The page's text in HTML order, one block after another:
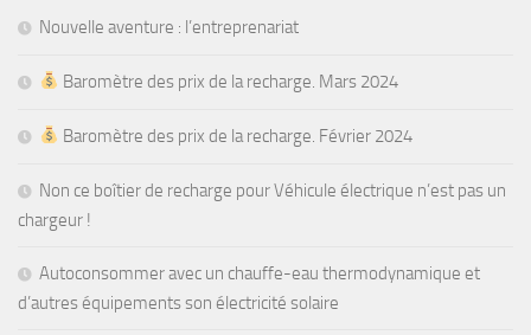
Nouvelle aventure : l’entreprenariat
Baromètre des prix de la recharge. Mars 2024
Baromètre des prix de la recharge. Février 2024
Non ce boîtier de recharge pour Véhicule électrique n’est pas un
chargeur !
Autoconsommer avec un chauffe-eau thermodynamique et
d’autres équipements son électricité solaire